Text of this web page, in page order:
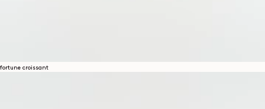
fortune croissant